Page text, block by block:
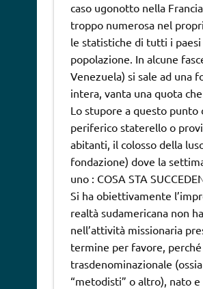
caso ugonotto nella
troppo numerosa nel
le statistiche di tutti i
popolazione. In alcune
Venezuela) si sale ad una
intera, vanta una quota
Lo stupore a questo
periferico staterello o
abitanti, il colosso della
fondazione) dove la
uno : COSA STA
Si ha obiettivamente
realtà sudamericana non
nell’attività missionaria
termine per favore,
trasdenominazionale
“metodisti” o altro), nato